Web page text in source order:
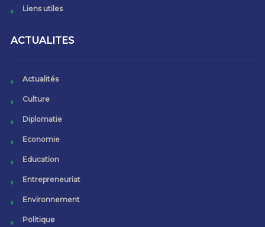
Liens utiles
ACTUALITES
Actualités
Culture
Diplomatie
Economie
Education
Entrepreneuriat
Environnement
Politique